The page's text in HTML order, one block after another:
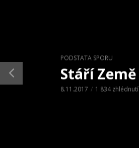
PODSTATA SPORU
Stáří Země
8.11.2017 1 834 zhlédnutí